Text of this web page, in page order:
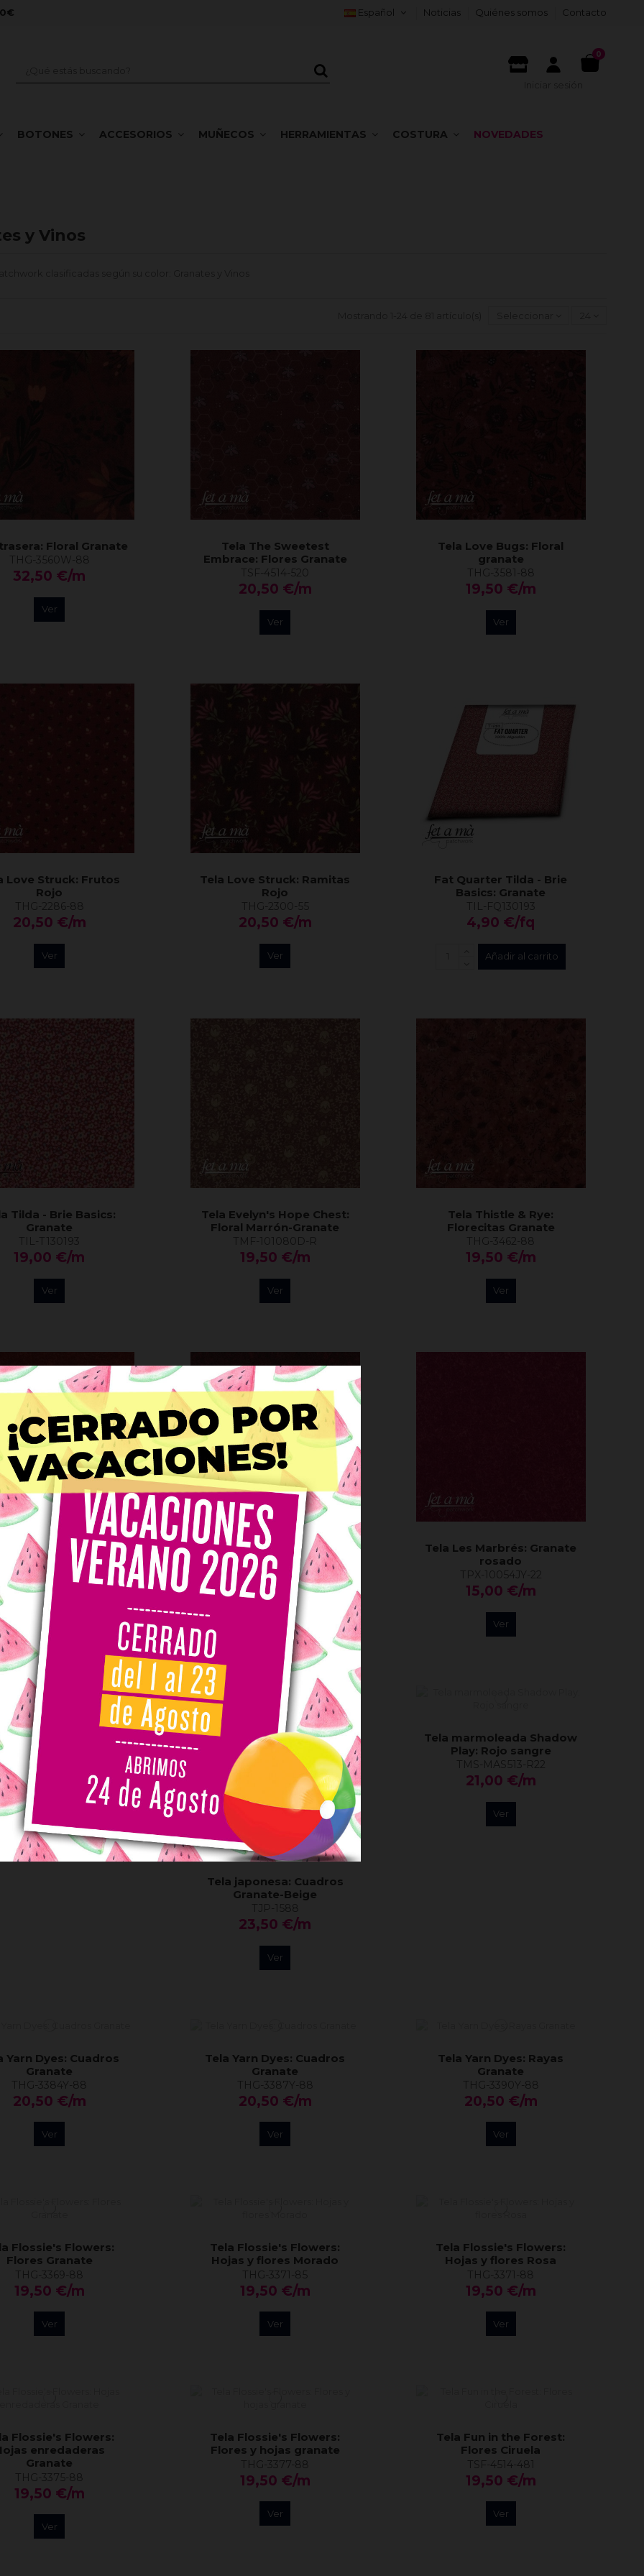
Español Noticias Quiénes somos Contacto
0
BOTONES ACCESORIOS MUÑECOS HERRAMIENTAS COSTURA NOVEDADES
y Vinos
Floral Granate
THG-3560W-88
32,50 €/m
Ver
Tela The Sweetest
Embrace: Flores Granate
TSF-4514-520
20,50 €/m
Ver
Tela Love Bugs: Floral
granate
THG-3581-88
19,50 €/m
Ver
Love Struck: Frutos
Rojo
THG-2286-88
20,50 €/m
Ver
Tela Love Struck: Ramitas
Rojo
THG-2300-55
20,50 €/m
Ver
Fat Quarter Tilda - Brie
Basics: Granate
TIL-FQ130193
4,90 €/fq
Añadir al carrito
Tilda - Brie Basics:
Granate
TIL-T130193
19,00 €/m
Ver
Tela Evelyn's Hope Chest:
Floral Marrón-Granate
TMF-101080D-R
19,50 €/m
Ver
Tela Thistle & Rye:
Florecitas Granate
THG-3462-88
19,50 €/m
Ver
Les Marbrés: Ladrillo
TPX-10054JY-16
15,00 €/m
Ver
Tela Les Marbrés: Burdeos
TPX-10054JY-19
15,00 €/m
Tela Les Marbrés: Granate
rosado
TPX-10054JY-22
15,00 €/m
Ver
AGOTADO
Lunares Vino
TRA-129
15,00 €/m
Tela japonesa: Cuadros
Granate-Beige
TJP-1588
23,50 €/m
Ver
Tela marmoleada Shadow
Play: Rojo sangre
TMS-MAS513-R22
21,00 €/m
Ver
Yarn Dyes: Cuadros
Granate
THG-3384Y-88
20,50 €/m
Ver
Tela Yarn Dyes: Cuadros
Granate
THG-3387Y-88
20,50 €/m
Ver
Tela Yarn Dyes: Rayas
Granate
THG-3390Y-88
20,50 €/m
Ver
Flossie's Flowers:
Flores Granate
THG-3369-88
19,50 €/m
Ver
Tela Flossie's Flowers:
Hojas y flores Morado
THG-3371-85
19,50 €/m
Ver
Tela Flossie's Flowers:
Hojas y flores Rosa
THG-3371-88
19,50 €/m
Ver
Flossie's Flowers:
enredaderas
Granate
THG-3375-88
19,50 €/m
Ver
Tela Flossie's Flowers:
Flores y hojas granate
THG-3377-88
19,50 €/m
Ver
Tela Fun in the Forest:
Flores Ciruela
TSF-4514-481
19,50 €/m
Ver